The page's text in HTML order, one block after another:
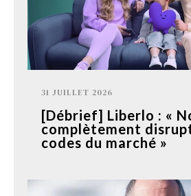
31 JUILLET 2026
[Débrief] Liberlo : «
complètement
codes du marché »